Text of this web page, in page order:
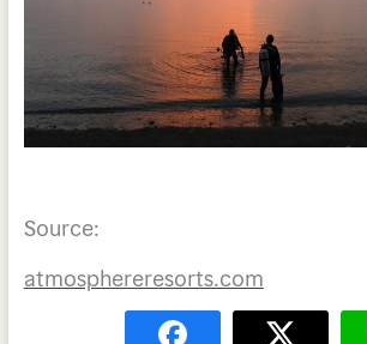
Source:
atmosphereresorts.com